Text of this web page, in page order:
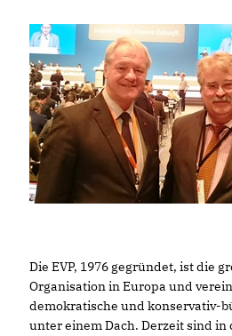
Die EVP, 1976 gegründet, ist die
Organisation in Europa und
demokratische und konservativ-
unter einem Dach. Derzeit sind in